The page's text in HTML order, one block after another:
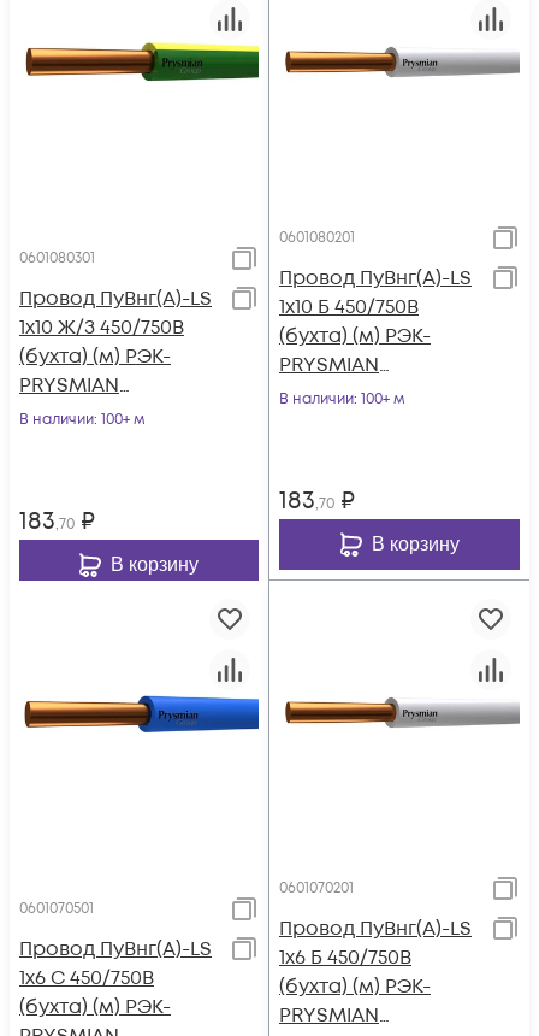
0601080301
Провод ПуВнг(А)-LS
1х10 Ж/З 450/750В
(бухта) (м) РЭК-
PRYSMIAN
0601080301
В наличии: 100+ м
183,70 ₽
В корзину
0601080201
Провод ПуВнг(А)-LS
1х10 Б 450/750В
(бухта) (м) РЭК-
PRYSMIAN
0601080201
В наличии: 100+ м
183,70 ₽
В корзину
0601070501
Провод ПуВнг(А)-LS
1х6 С 450/750В
(бухта) (м) РЭК-
0601070201
Провод ПуВнг(А)-LS
1х6 Б 450/750В
(бухта) (м) РЭК-
PRYSMIAN